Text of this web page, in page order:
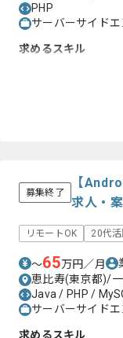
PHP
サーバーサイド
求めるスキル
募集終了
【
求人・
リモートOK 20代
〜65万円／月
恵比寿(東京都)/
Java / PHP /
サーバーサイド
求めるスキル